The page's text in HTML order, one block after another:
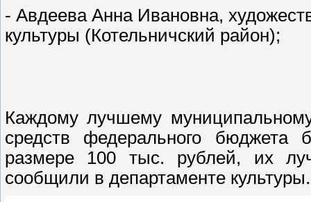
- Авдеева Анна Ивановна,
культуры (Котельничский район);
Каждому лучшему
средств федерального бюджета
размере 100 тыс. рублей, их
сообщили в департаменте культуры.